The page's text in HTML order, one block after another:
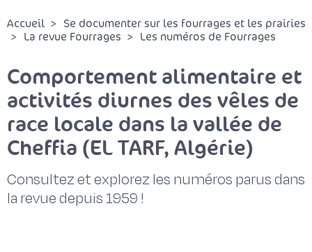
Accueil
Se documenter sur les fourrages et les prairies
La revue Fourrages
Les numéros de Fourrages
Comportement alimentaire et
activités diurnes des vêles de
race locale dans la vallée de
Cheffia (EL TARF, Algérie)
Consultez et explorez les numéros parus dans
la revue depuis 1959 !